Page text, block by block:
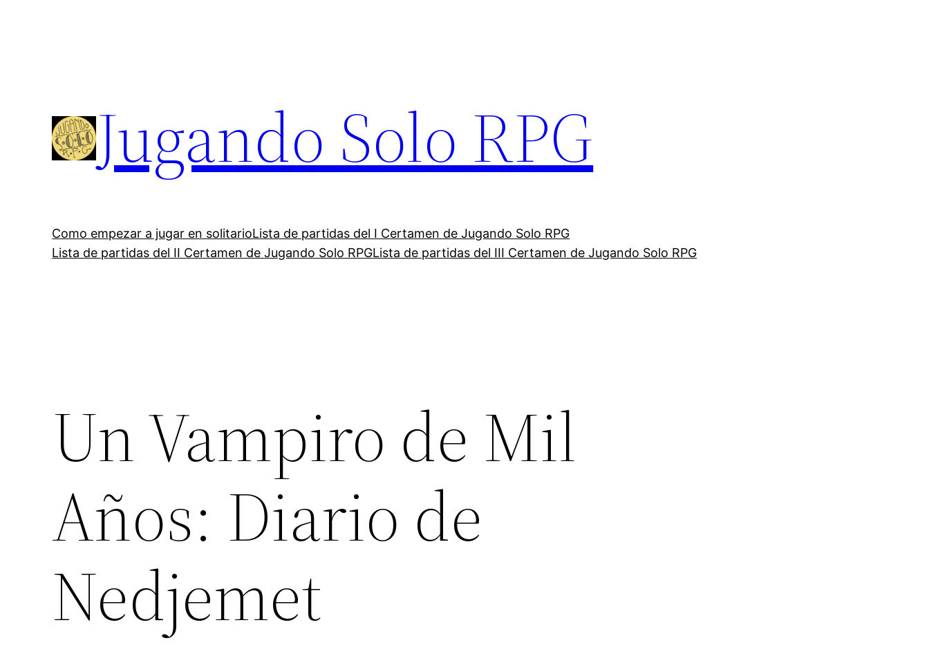
Jugando Solo RPG
Como empezar a jugar en solitarioLista de partidas del I Certamen de Jugando Solo RPG
Lista de partidas del II Certamen de Jugando Solo RPGLista de partidas del III Certamen de Jugando Solo RPG
Un Vampiro de Mil
Años: Diario de
Nedjemet